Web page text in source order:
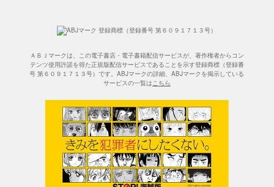
ＡＢＪマークは、この電子書店・電子書籍配信サービスが、著作権者からコン
テンツ使用許諾を得た正規版配信サービスであることを示す登録商標（登録番
号 第６０９１７１３号）です。ABJマークの詳細、ABJマークを掲示している
サービスの一覧はこちら